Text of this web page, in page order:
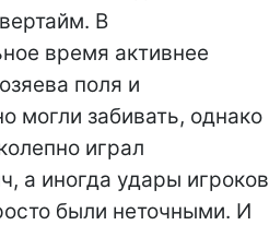
В
время активнее
поля и
могли забивать, однако
играл
а иногда удары игроков
были неточными. И